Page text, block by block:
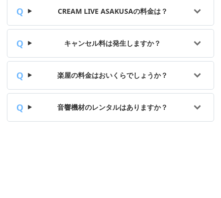
CREAM LIVE ASAKUSAの料金は？
キャンセル料は発生しますか？
楽屋の料金はおいくらでしょうか？
音響機材のレンタルはありますか？